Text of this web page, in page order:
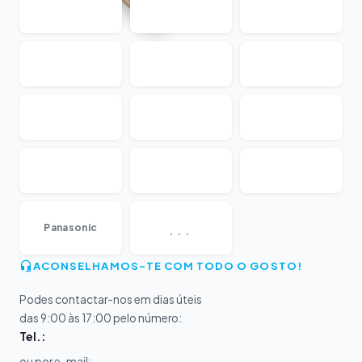
Panasonic ...
ACONSELHAMOS-TE COM TODO O GOSTO!
Podes contactar-nos em dias úteis
das 9:00 às 17:00 pelo número:
Tel.: